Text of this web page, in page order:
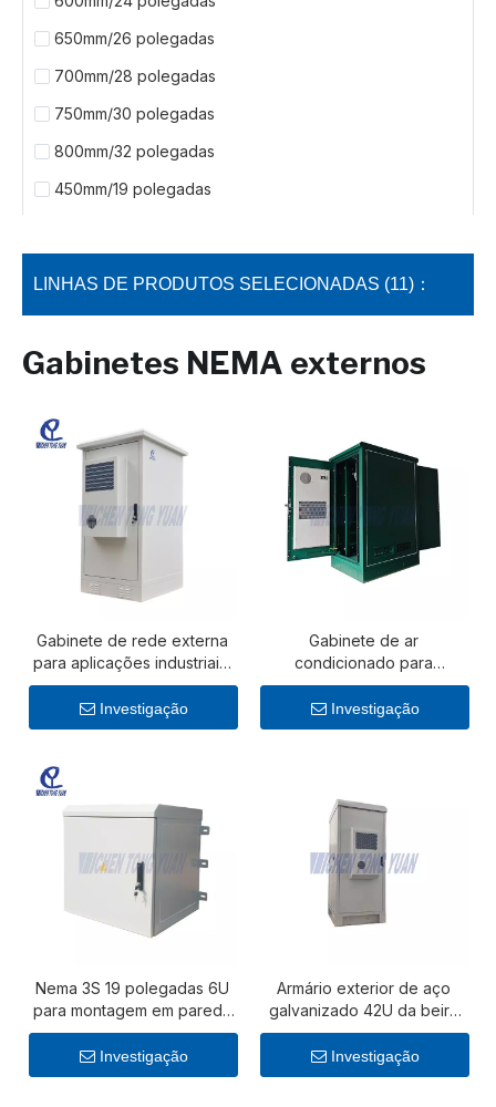
650mm/26 polegadas
700mm/28 polegadas
750mm/30 polegadas
800mm/32 polegadas
450mm/19 polegadas
LINHAS DE PRODUTOS SELECIONADAS (11)：
Gabinetes NEMA externos
Gabinete de rede externa
para aplicações industriais,
de telecomunicações e de
dados
Investigação
Gabinete de ar
condicionado para
telecomunicações e
armazenamento de energia
Investigação
Nema 3S 19 polegadas 6U
para montagem em parede
gabinete de rack de
servidor externo
Investigação
Armário exterior de aço
galvanizado 42U da beira
da estrada das
telecomunicações de Nema
Investigação